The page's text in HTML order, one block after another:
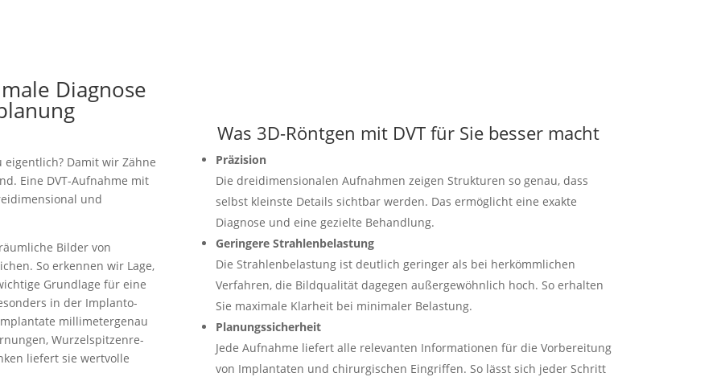
Diagnose
Damit wir Zähne
Eine DVT-Aufnahme mit
und
Bilder von
So erkennen wir Lage,
Grundlage für eine
in der Implan­to­
milli­me­ter­genau
Wurzel­spit­zen­re­
liefert sie wertvolle
Was 3D-Röntgen mit DVT für Sie besser macht
Präzision
Die dreidi­men­sio­nalen Aufnahmen zeigen Struk­turen so genau, dass
selbst kleinste Details sichtbar werden. Das ermög­licht eine exakte
Diagnose und eine gezielte Behandlung.
Geringere Strah­len­be­lastung
Die Strah­len­be­lastung ist deutlich geringer als bei herkömm­lichen
Verfahren, die Bildqua­lität dagegen außer­ge­wöhnlich hoch. So erhalten
Sie maximale Klarheit bei minimaler Belastung.
Planungs­si­cherheit
Jede Aufnahme liefert alle relevanten Infor­ma­tionen für die Vorbe­reitung
von Implan­taten und chirur­gi­schen Eingriffen. So lässt sich jeder Schritt